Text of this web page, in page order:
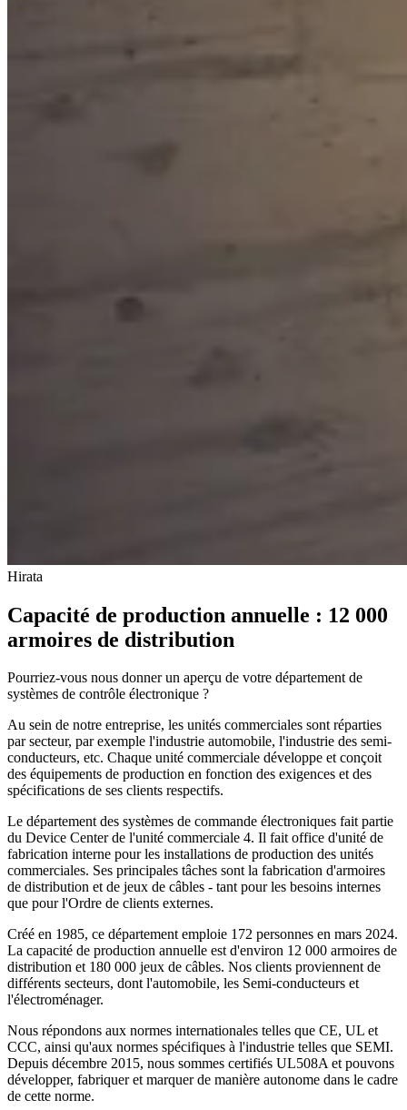
Hirata
Capacité de production annuelle : 12 000
armoires de distribution
Pourriez-vous nous donner un aperçu de votre département de
systèmes de contrôle électronique ?
Au sein de notre entreprise, les unités commerciales sont réparties
par secteur, par exemple l'industrie automobile, l'industrie des semi-
conducteurs, etc. Chaque unité commerciale développe et conçoit
des équipements de production en fonction des exigences et des
spécifications de ses clients respectifs.
Le département des systèmes de commande électroniques fait partie
du Device Center de l'unité commerciale 4. Il fait office d'unité de
fabrication interne pour les installations de production des unités
commerciales. Ses principales tâches sont la fabrication d'armoires
de distribution et de jeux de câbles - tant pour les besoins internes
que pour l'Ordre de clients externes.
Créé en 1985, ce département emploie 172 personnes en mars 2024.
La capacité de production annuelle est d'environ 12 000 armoires de
distribution et 180 000 jeux de câbles. Nos clients proviennent de
différents secteurs, dont l'automobile, les Semi-conducteurs et
l'électroménager.
Nous répondons aux normes internationales telles que CE, UL et
CCC, ainsi qu'aux normes spécifiques à l'industrie telles que SEMI.
Depuis décembre 2015, nous sommes certifiés UL508A et pouvons
développer, fabriquer et marquer de manière autonome dans le cadre
de cette norme.